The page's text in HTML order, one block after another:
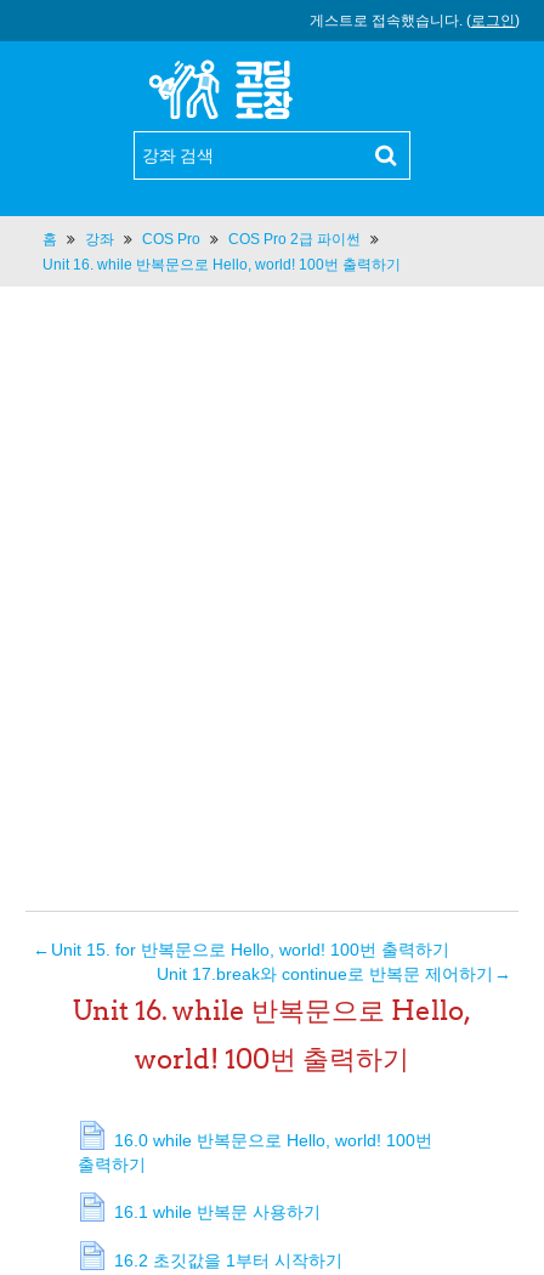
게스트로 접속했습니다. (로그인)
홈 강좌 COS Pro
COS Pro 2급 파이썬
Unit 16. while 반복문으로 Hello, world! 100번 출력하기
← Unit 15. for 반복문으로 Hello, world! 100번 출력하기
Unit 17.break와 continue로 반복문 제어하기 →
Unit 16. while 반복문으로 Hello,
world! 100번 출력하기
16.0 while 반복문으로 Hello, world! 100번
출력하기
16.1 while 반복문 사용하기
16.2 초깃값을 1부터 시작하기